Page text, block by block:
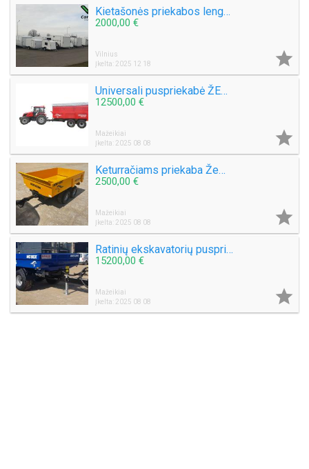
Kietašonės priekabos lengviesiems automobiliams
2000,00 €
Vilnius
Įkelta: 2025 12 18

Universali puspriekabė ŽEMAITUKAS MD-100
12500,00 €
Mažeikiai
Įkelta: 2025 08 08

Keturračiams priekaba Žemaitukas MW 120
2500,00 €
Mažeikiai
Įkelta: 2025 08 08

Ratinių ekskavatorių puspriekabė Žemaitukas MD-90X
15200,00 €
Mažeikiai
Įkelta: 2025 08 08
